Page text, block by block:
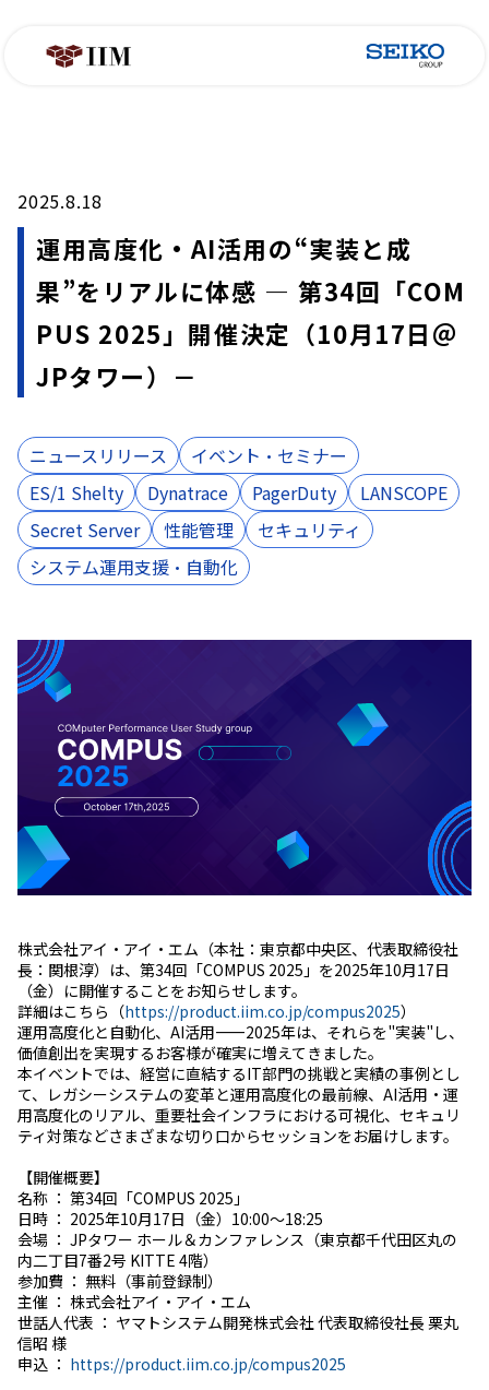
2025.8.18
運用高度化・AI活用の“実装と成
果”をリアルに体感 ― 第34回「COM
PUS 2025」開催決定（10月17日＠
JPタワー）－
ニュースリリース
イベント・セミナー
ES/1 Shelty
Dynatrace PagerDuty
LANSCOPE
Secret Server
性能管理
セキュリティ
システム運用支援・自動化
株式会社アイ・アイ・エム（本社：東京都中央区、代表取締役社
長：関根淳）は、第34回「COMPUS 2025」を2025年10月17日
（金）に開催することをお知らせします。
詳細はこちら（https://product.iim.co.jp/compus2025）
運用高度化と自動化、AI活用――2025年は、それらを"実装"し、
価値創出を実現するお客様が確実に増えてきました。
本イベントでは、経営に直結するIT部門の挑戦と実績の事例とし
て、レガシーシステムの変革と運用高度化の最前線、AI活用・運
用高度化のリアル、重要社会インフラにおける可視化、セキュリ
ティ対策などさまざまな切り口からセッションをお届けします。
【開催概要】
名称 ： 第34回「COMPUS 2025」
日時 ： 2025年10月17日（金）10:00〜18:25
会場 ： JPタワー ホール＆カンファレンス（東京都千代田区丸の
内二丁目7番2号 KITTE 4階）
参加費 ： 無料（事前登録制）
主催 ： 株式会社アイ・アイ・エム
世話人代表 ： ヤマトシステム開発株式会社 代表取締役社長 栗丸
信昭 様
申込 ： https://product.iim.co.jp/compus2025